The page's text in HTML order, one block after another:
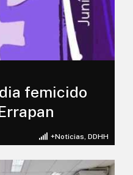
+Noticias DDHH
femicido